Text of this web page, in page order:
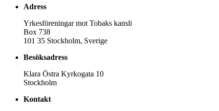
Adress
Yrkesföreningar mot Tobaks kansli
Box 738
101 35 Stockholm, Sverige
Besöksadress
Klara Östra Kyrkogata 10
Stockholm
Kontakt